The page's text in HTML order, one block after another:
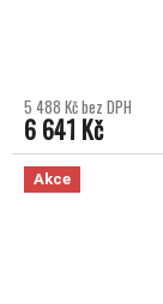
5 488 Kč bez DPH
6 641 Kč
Akce